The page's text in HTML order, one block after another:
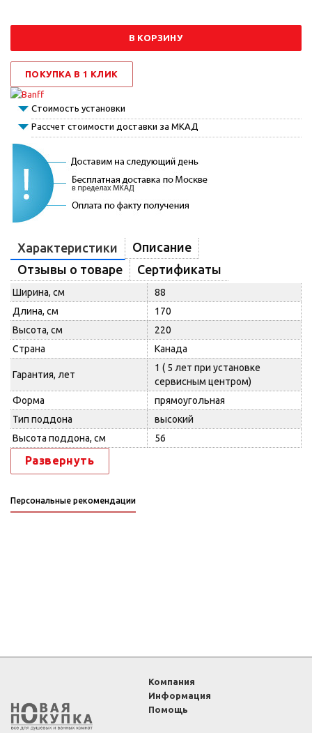
В КОРЗИНУ
ПОКУПКА В 1 КЛИК
Стоимость установки
Рассчет стоимости доставки за МКАД
Характеристики
Описание
Отзывы о товаре
Сертификаты
Ширина, см
88
Длина, см
170
Высота, см
220
Страна
Канада
Гарантия, лет
1 ( 5 лет при установке
сервисным центром)
Форма
прямоугольная
Тип поддона
высокий
Высота поддона, см
56
Развернуть
Персональные рекомендации
Компания
Информация
Помощь